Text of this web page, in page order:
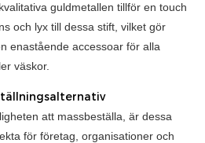
guldmetallen tillför en touch
och lyx till dessa stift, vilket gör
enastående accessoar för alla
väskor.
att massbeställa, är dessa
för företag, organisationer och